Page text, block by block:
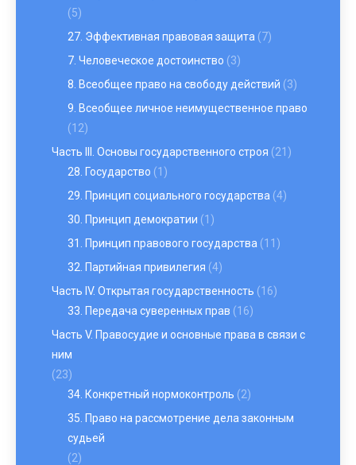
(5)
27. Эффективная правовая защита (7)
7. Человеческое достоинство (3)
8. Всеобщее право на свободу действий (3)
9. Всеобщее личное неимущественное право
(12)
Часть III. Основы государственного строя (21)
28. Государство (1)
29. Принцип социального государства (4)
30. Принцип демократии (1)
31. Принцип правового государства (11)
32. Партийная привилегия (4)
Часть IV. Открытая государственность (16)
33. Передача суверенных прав (16)
Часть V. Правосудие и основные права в связи с
ним
(23)
34. Конкретный нормоконтроль (2)
35. Право на рассмотрение дела законным
судьей
(2)